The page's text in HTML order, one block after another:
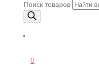
Поиск товаров
0